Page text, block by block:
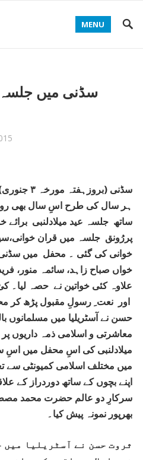
MENU
سڈنی میں جلسہ
سڈنی
ہر سال کی طرح اسِ سال بھی
ساتھ جلسہ عید میلادلنبی برائے
پررُونق جلسہ میں قران
خوانی کی گئی ۔ محفل میں
خواں صباح زاہد، سائمہ منور،
علاوہ کئی خواتین نے حصہ لیا۔
اور نعت ِ رسولِ مقبول پڑھ کر
حسن نے آسٹریلیا میں مسلمانوں
معاشرتی و اسلامی ذمہ داریوں
میلادلنبی کی اسِ محفل میں
میں مختلف اسلامی کمیونٹی سے
اپنے بچوں کے ساتھ دوردراز کے
سرکارِ دو عالم حضرت محمد
بھرپور نمونہ پیش کیا۔
ثروت حسن نے آسٹریلیا میں